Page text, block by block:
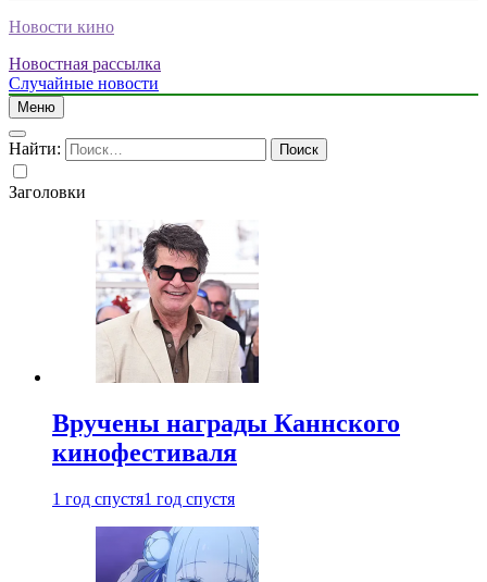
Новости кино
Новостная рассылка
Случайные новости
Меню
Найти:
Заголовки
Вручены награды Каннского
кинофестиваля
1 год спустя1 год спустя